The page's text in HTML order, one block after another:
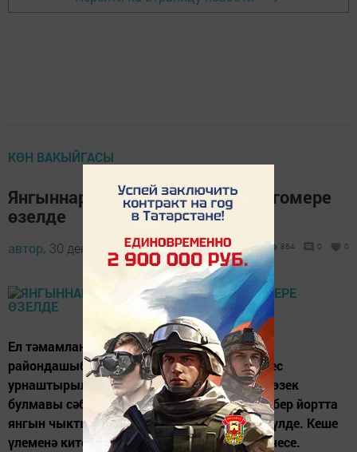
КӨН ВАКЫЙГАСЫ
Янгыннарда дүрт чүпрәлеленең гомере
өзелде
автор, 30 декабрь 2017 - 13:33 864 0 0
Ел тәмамланачак көннәрдә генә тагын бер
райондашыбызны югалттык. Миченең дөрес
урнаштырылмавы һәм төтен юлларының төзек
булмавы сәбәпле Иске Дуван авылындагы бер йортта
янгын чыкты. Йорт хуҗасы янгында янып үлде. Кеше
үлеменә китергән янгыннарның бу - дүртенчесе.